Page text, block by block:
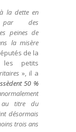
la dette en
par des
peines de
la misère
de la
petits
», il a
50 %
au titre du
désormais
trois ans